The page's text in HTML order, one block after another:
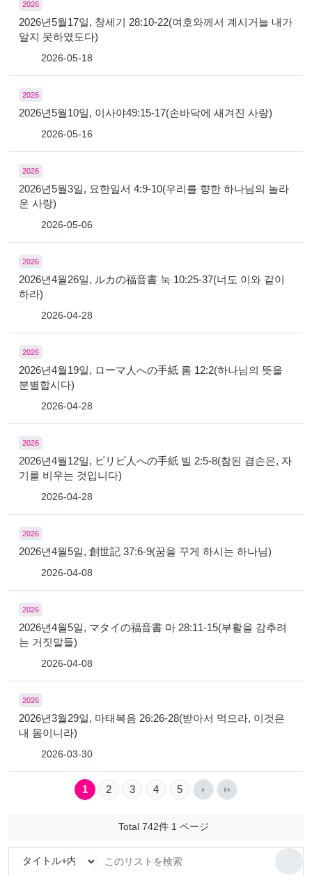
2026
2026년5월17일, 창세기 28:10-22(여호와께서 계시거늘 내가
알지 못하였도다)
2026-05-18
2026
2026년5월10일, 이사야49:15-17(손바닥에 새겨진 사랑)
2026-05-16
2026
2026년5월3일, 요한일서 4:9-10(우리를 향한 하나님의 놀라
운 사랑)
2026-05-06
2026
2026년4월26일, ルカの福音書 눅 10:25-37(너도 이와 같이
하라)
2026-04-28
2026
2026년4월19일, ローマ人への手紙 롬 12:2(하나님의 뜻을
분별합시다)
2026-04-28
2026
2026년4월12일, ピリピ人への手紙 빌 2:5-8(참된 겸손은, 자
기를 비우는 것입니다)
2026-04-28
2026
2026년4월5일, 創世記 37:6-9(꿈을 꾸게 하시는 하나님)
2026-04-08
2026
2026년4월5일, マタイの福音書 마 28:11-15(부활을 감추려
는 거짓말들)
2026-04-08
2026
2026년3월29일, 마태복음 26:26-28(받아서 먹으라, 이것은
내 몸이니라)
2026-03-30
1 2 3 4 5
Total 742件1 ページ